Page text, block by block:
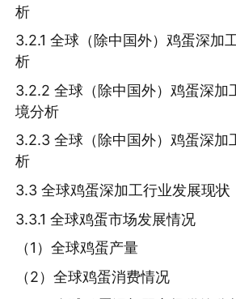
析
3.2.1 全球（除中国外）鸡蛋深加
析
3.2.2 全球（除中国外）鸡蛋深加
境分析
3.2.3 全球（除中国外）鸡蛋深加
析
3.3 全球鸡蛋深加工行业发展现状
3.3.1 全球鸡蛋市场发展情况
（1）全球鸡蛋产量
（2）全球鸡蛋消费情况